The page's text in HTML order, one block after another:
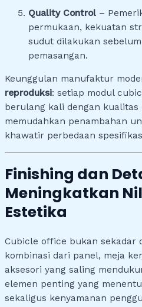
Quality Control –
permukaan, kekuatan
sudut dilakukan
pemasangan.
Keunggulan manufaktur
reproduksi: setiap modul
berulang kali dengan kualitas
memudahkan penambahan
khawatir perbedaan
Finishing dan
Meningkatkan
Estetika
Cubicle office bukan sekadar
kombinasi dari panel, meja
aksesori yang saling
elemen penting yang
sekaligus kenyamanan